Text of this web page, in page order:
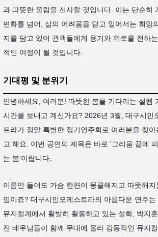
과 따뜻한 울림을 선사할 것입니다. 이는 단순히
변화를 넘어, 삶의 어려움을 딛고 일어서는 희망
지를 담고 있어 관객들에게 용기와 위로를 전하
적인 여정이 될 것입니다.
기대평 및 분위기
안녕하세요, 여러분! 따뜻한 봄을 기다리는 설렘
시간을 보내고 계신가요? 2026년 3월, 대구시민
트라가 정말 특별한 정기연주회로 여러분을 찾아
고 해요. 이번 공연의 제목은 바로 '그리움 끝에
는 봄'이랍니다.
이름만 들어도 가슴 한편이 뭉클해지고 따뜻해지
낌이죠? 대구시민오케스트라의 아름다운 연주는
뮤지컬계에서 활발히 활동하고 있는 설화, 박지
진 배우님들이 함께 무대에 올라 감동적인 뮤지